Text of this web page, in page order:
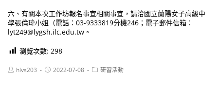
六、有關本次工作坊報名事宜相關事宜，請洽國立蘭陽女子高級中
學張倫瑋小姐（電話：03-9333819分機246；電子郵件信箱：
lyt249@lygsh.ilc.edu.tw。
瀏覽次數: 298
Posthlvs203
Post2022-07-08
Post研習活動